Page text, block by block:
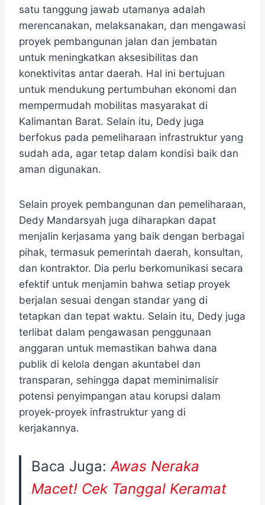
satu tanggung jawab utamanya adalah
merencanakan, melaksanakan, dan mengawasi
proyek pembangunan jalan dan jembatan
untuk meningkatkan aksesibilitas dan
konektivitas antar daerah.​ Hal ini bertujuan
untuk mendukung pertumbuhan ekonomi dan
mempermudah mobilitas masyarakat di
Kalimantan Barat. Selain itu, Dedy juga
berfokus pada pemeliharaan infrastruktur yang
sudah ada, agar tetap dalam kondisi baik dan
aman digunakan.
Selain proyek pembangunan dan pemeliharaan,
Dedy Mandarsyah juga diharapkan dapat
menjalin kerjasama yang baik dengan berbagai
pihak, termasuk pemerintah daerah, konsultan,
dan kontraktor. Dia perlu berkomunikasi secara
efektif untuk menjamin bahwa setiap proyek
berjalan sesuai dengan standar yang di
tetapkan dan tepat waktu. Selain itu, Dedy juga
terlibat dalam pengawasan penggunaan
anggaran untuk memastikan bahwa dana
publik di kelola dengan akuntabel dan
transparan, sehingga dapat meminimalisir
potensi penyimpangan atau korupsi dalam
proyek-proyek infrastruktur yang di
kerjakannya.
Baca Juga: Awas Neraka
Macet! Cek Tanggal Keramat